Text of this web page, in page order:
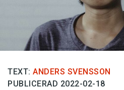
Prenumerera
Läs Språktidningen digitalt
Press
TEXT: ANDERS SVENSSON
PUBLICERAD 2022-02-18